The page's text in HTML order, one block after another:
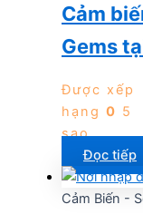
Cảm
Gems
Được xếp
hạng 0 5
sao
Đọc tiếp
Cảm Biến -